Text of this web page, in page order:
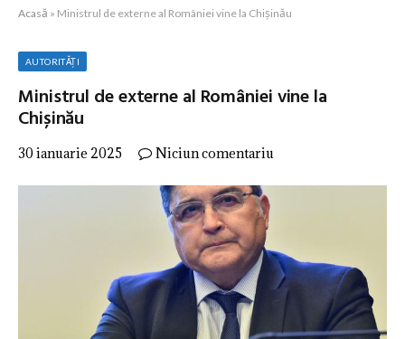
Acasă » Ministrul de externe al României vine la Chișinău
AUTORITĂȚI
Ministrul de externe al României vine la
Chișinău
30 ianuarie 2025 Niciun comentariu